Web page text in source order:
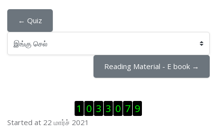
← Quiz
இங்கு செல்
Reading Material - E book →
Visitor Counter ஐத் தவிர்
1 0 3 3 0 7 9
Started at 22 மார்ச் 2021